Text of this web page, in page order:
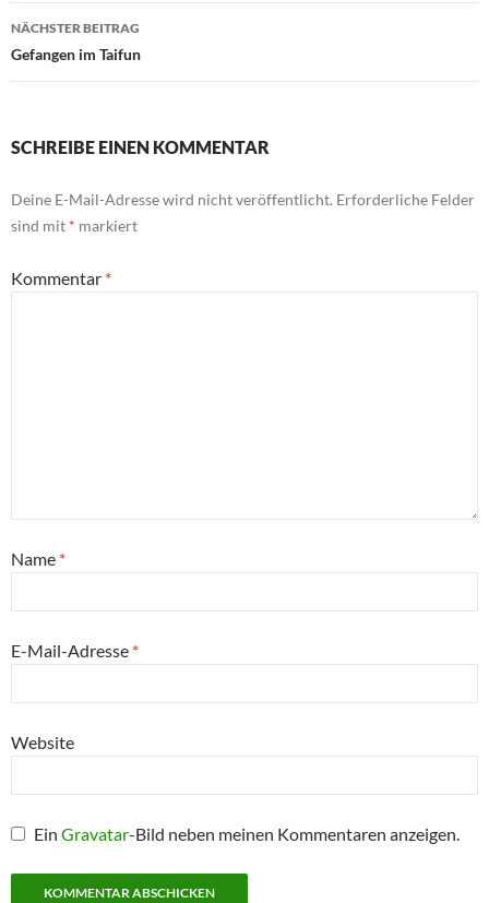
NÄCHSTER BEITRAG
Gefangen im Taifun
SCHREIBE EINEN KOMMENTAR
Deine E-Mail-Adresse wird nicht veröffentlicht. Erforderliche Felder
sind mit * markiert
Kommentar *
Name *
E-Mail-Adresse *
Website
EinGravatar-Bild neben meinen Kommentaren anzeigen.